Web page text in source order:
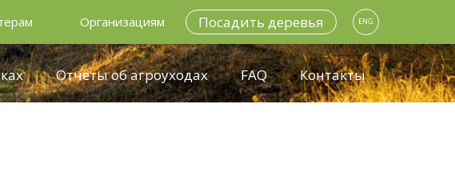
Организациям Посадить деревья ENG
Отчёты об агроуходах FAQ Контакты